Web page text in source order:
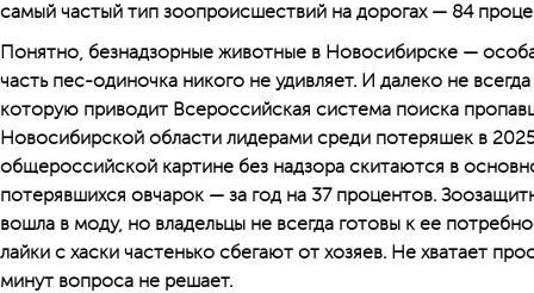
самый частый тип зоопроисшествий на дорогах — 84
Понятно, безнадзорные животные в Новосибирске —
часть пес-одиночка никого не удивляет. И далеко не
которую приводит Всероссийская система поиска
Новосибирской области лидерами среди потеряшек в
общероссийской картине без надзора скитаются в
потерявшихся овчарок — за год на 37 процентов.
вошла в моду, но владельцы не всегда готовы к ее
лайки с хаски частенько сбегают от хозяев. Не хватает
минут вопроса не решает.